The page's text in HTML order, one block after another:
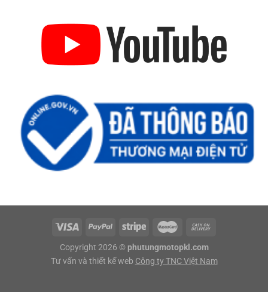
Copyright 2026 © phutungmotopkl.com
Tư vấn và thiết kế web Công ty TNC Việt Nam